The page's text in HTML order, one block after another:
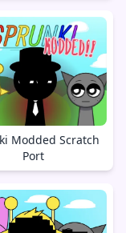
Modded Scratch
Port